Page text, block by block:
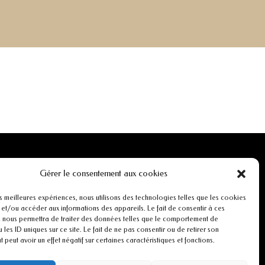
Gérer le consentement aux cookies
meilleures expériences, nous utilisons des technologies telles que les cookies
ou accéder aux informations des appareils. Le fait de consentir à ces
permettra de traiter des données telles que le comportement de
les ID uniques sur ce site. Le fait de ne pas consentir ou de retirer son
peut avoir un effet négatif sur certaines caractéristiques et fonctions.
INFORMATIONS
Mentions légales
Conditions générales de ventes